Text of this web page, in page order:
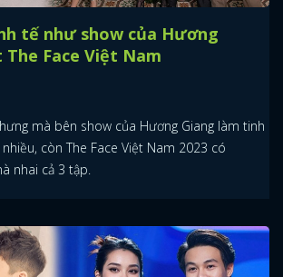
tế như show của Hương
Face Việt Nam
mà bên show của Hương Giang làm tinh
còn The Face Việt Nam 2023 có
nhai cả 3 tập.